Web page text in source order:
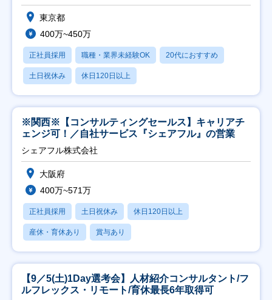
東京都
400万~450万
正社員採用 職種・業界未経験OK 20代におすすめ
土日祝休み 休日120日以上
※関西※【コンサルティングセールス】キャリアチ
ェンジ可！／自社サービス『シェアフル』の営業
シェアフル株式会社
大阪府
400万~571万
正社員採用 土日祝休み 休日120日以上
産休・育休あり 賞与あり
【9／5(土)1Day選考会】人材紹介コンサルタント/フ
ルフレックス・リモート/育休最長6年取得可